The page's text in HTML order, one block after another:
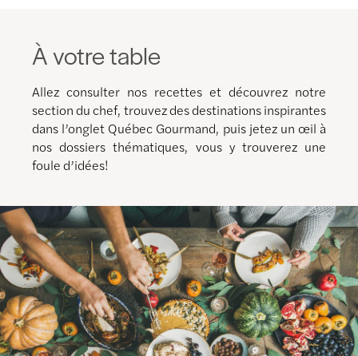
À votre table
Allez consulter nos recettes et découvrez notre
section du chef, trouvez des destinations inspirantes
dans l’onglet Québec Gourmand, puis jetez un œil à
nos dossiers thématiques, vous y trouverez une
foule d’idées!